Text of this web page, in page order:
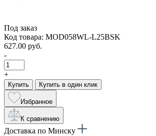
Под заказ
Код товара: MOD058WL-L25BSK
627.00 руб.
-
+
Купить Купить в один клик
Избранное
К сравнению
Доставка по Минску